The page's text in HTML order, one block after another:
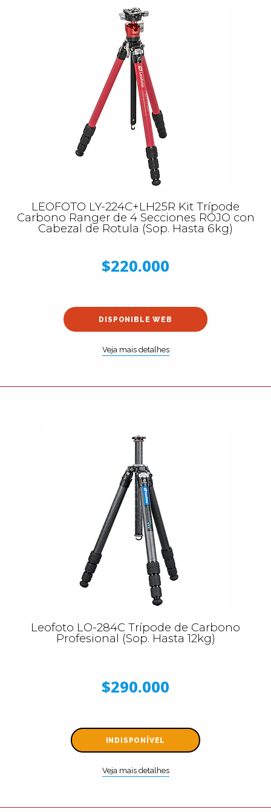
LEOFOTO LY-224C+LH25R Kit Trípode
Carbono Ranger de 4 Secciones ROJO con
Cabezal de Rotula (Sop. Hasta 6kg)
$220.000
DISPONIBLE WEB
Veja mais detalhes
Leofoto LO-284C Trípode de Carbono
Profesional (Sop. Hasta 12kg)
$290.000
INDISPONÍVEL
Veja mais detalhes